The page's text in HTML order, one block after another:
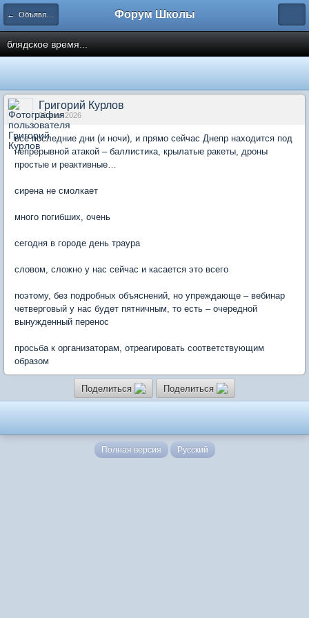
← Объявления Форум Школы
блядское время...
Григорий Курлов
03 июн 2026
все последние дни (и ночи), и прямо сейчас Днепр находится под
непрерывной атакой – баллистика, крылатые ракеты, дроны
простые и реактивные…
сирена не смолкает
много погибших, очень
сегодня в городе день траура
словом, сложно у нас сейчас и касается это всего
поэтому, без подробных объяснений, но упреждающе – вебинар
четверговый у нас будет пятничным, то есть – очередной
вынужденный перенос
просьба к организаторам, отреагировать соответствующим
образом
Поделиться Поделиться
Полная версия Русский